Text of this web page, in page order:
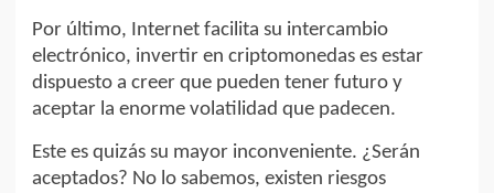
Por último, Internet facilita su intercambio
electrónico, invertir en criptomonedas es estar
dispuesto a creer que pueden tener futuro y
aceptar la enorme volatilidad que padecen.
Este es quizás su mayor inconveniente. ¿Serán
aceptados? No lo sabemos, existen riesgos